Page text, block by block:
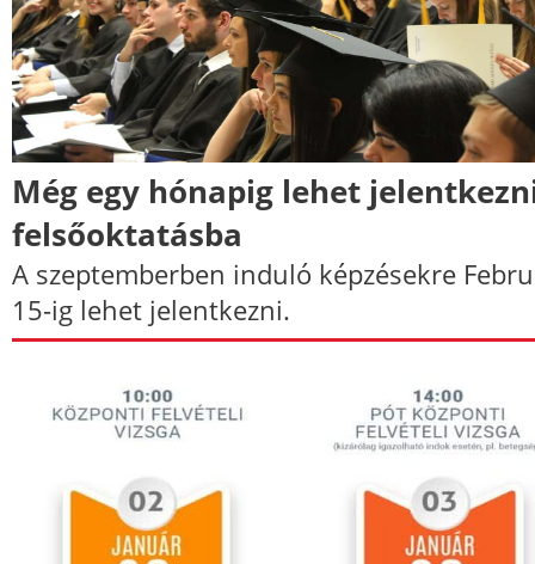
Még egy hónapig lehet
felsőoktatásba
A szeptemberben induló képzésekre
15-ig lehet jelentkezni.